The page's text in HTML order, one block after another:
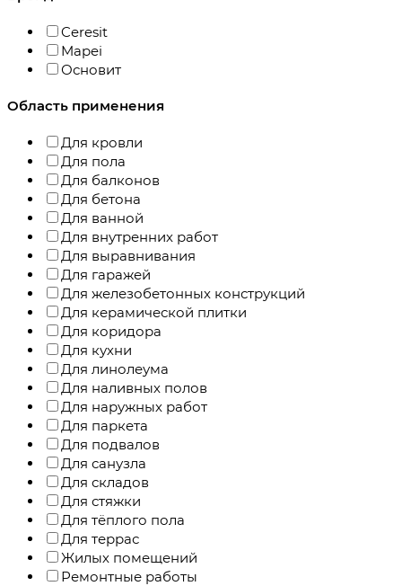
Ceresit
Mapei
Основит
Область применения
Для кровли
Для пола
Для балконов
Для бетона
Для ванной
Для внутренних работ
Для выравнивания
Для гаражей
Для железобетонных конструкций
Для керамической плитки
Для коридора
Для кухни
Для линолеума
Для наливных полов
Для наружных работ
Для паркета
Для подвалов
Для санузла
Для складов
Для стяжки
Для тёплого пола
Для террас
Жилых помещений
Ремонтные работы